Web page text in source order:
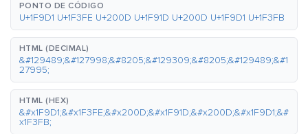
PONTO DE CÓDIGO
U+1F9D1 U+1F3FE U+200D U+1F91D U+200D U+1F9D1 U+1F3FB
HTML (DECIMAL)
&#129489;&#127998;&#8205;&#129309;&#8205;&#129489;&#1
27995;
HTML (HEX)
&#x1F9D1;&#x1F3FE;&#x200D;&#x1F91D;&#x200D;&#x1F9D1;&#
x1F3FB;